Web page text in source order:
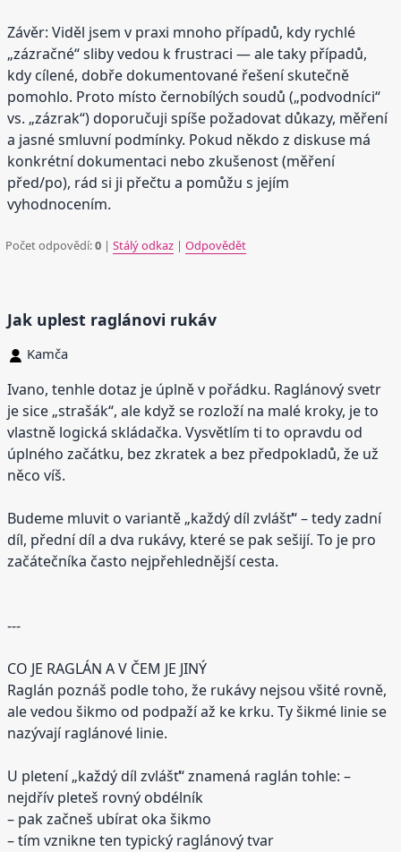
Závěr: Viděl jsem v praxi mnoho případů, kdy rychlé
„zázračné“ sliby vedou k frustraci — ale taky případů,
kdy cílené, dobře dokumentované řešení skutečně
pomohlo. Proto místo černobílých soudů („podvodníci“
vs. „zázrak“) doporučuji spíše požadovat důkazy, měření
a jasné smluvní podmínky. Pokud někdo z diskuse má
konkrétní dokumentaci nebo zkušenost (měření
před/po), rád si ji přečtu a pomůžu s jejím
vyhodnocením.
Počet odpovědí:0 |Stálý odkaz |Odpovědět
Jak uplest raglánovi rukáv
Kamča
Ivano, tenhle dotaz je úplně v pořádku. Raglánový svetr
je sice „strašák“, ale když se rozloží na malé kroky, je to
vlastně logická skládačka. Vysvětlím ti to opravdu od
úplného začátku, bez zkratek a bez předpokladů, že už
něco víš.
Budeme mluvit o variantě „každý díl zvlášť“ – tedy zadní
díl, přední díl a dva rukávy, které se pak sešijí. To je pro
začátečníka často nejpřehlednější cesta.
---
CO JE RAGLÁN A V ČEM JE JINÝ
Raglán poznáš podle toho, že rukávy nejsou všité rovně,
ale vedou šikmo od podpaží až ke krku. Ty šikmé linie se
nazývají raglánové linie.
U pletení „každý díl zvlášť“ znamená raglán tohle: –
nejdřív pleteš rovný obdélník
– pak začneš ubírat oka šikmo
– tím vznikne ten typický raglánový tvar